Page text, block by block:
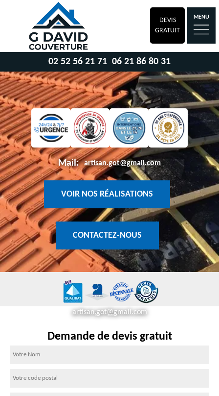
DEVIS
GRATUIT
MENU
02 52 56 21 71 06 21 86 80 31
Mail: artisan.got@gmail.com
VOIR NOS RÉALISATIONS
CONTACTEZ-NOUS
artisan.got@gmail.com
Demande de devis gratuit